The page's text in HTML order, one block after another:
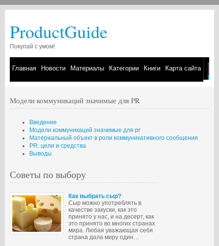
ProductGuide
Покупай с умом!
Главная Новости Материалы Категории Книги Карта сайта
Модели коммуникаций значимые для PR
Введение
Модели коммуникаций значимые для pr
Материальный объект в роли коммуникативного сообщения
PR: цели и средства
Выводы
Советы по выбору
Как выбрать сыр?
Сыр можно употреблять в
качестве закуски, как это
принято у нас, и на десерт, как
это принято во многих странах
мира. Любая уважающая себя
страна дала миру один…